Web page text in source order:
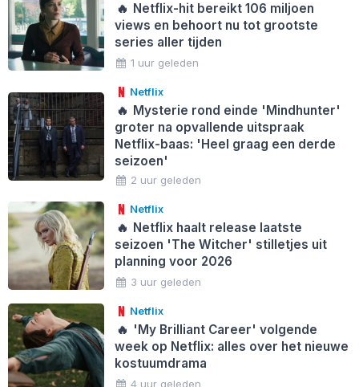
🔥 Netflix-hit bereikt 106 miljoen
views en behoort nu tot grootste
series aller tijden
1 uur geleden
Netflix
🔥 Mysterie rond einde 'Mindhunter'
groter na opvallende uitspraak
Netflix-baas: 'Heel graag een derde
seizoen'
2 uur geleden
Netflix
🔥 Netflix haalt release laatste
seizoen 'The Witcher' stilletjes uit
planning voor 2026
3 uur geleden
Netflix
🔥 'My Brilliant Career' volgende
week op Netflix: alles over het nieuwe
kostuumdrama
4 uur geleden